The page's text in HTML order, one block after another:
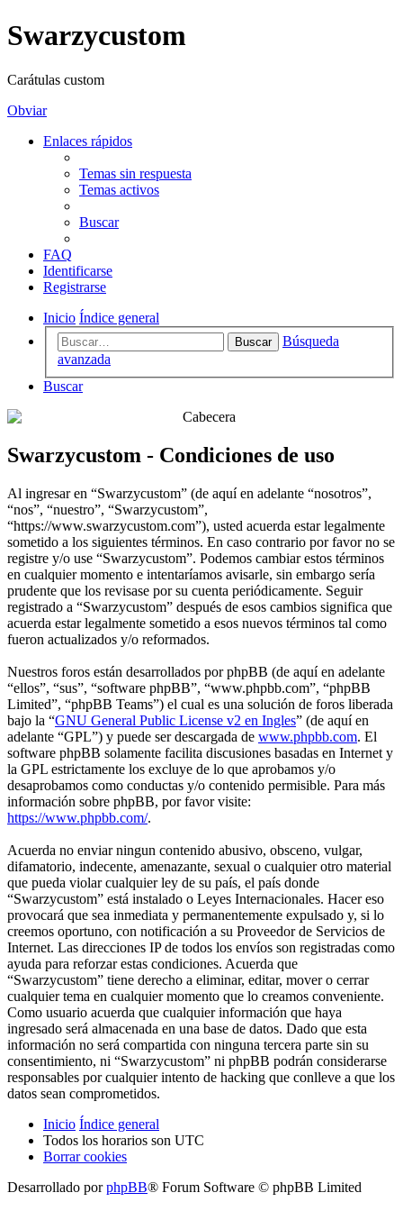
Swarzycustom
Carátulas custom
Obviar
Enlaces rápidos
Temas sin respuesta
Temas activos
Buscar
FAQ
Identificarse
Registrarse
Inicio Índice general
Buscar
Búsqueda
avanzada
Buscar
Swarzycustom - Condiciones de uso
Al ingresar en “Swarzycustom” (de aquí en adelante “nosotros”,
“nos”, “nuestro”, “Swarzycustom”,
“https://www.swarzycustom.com”), usted acuerda estar legalmente
sometido a los siguientes términos. En caso contrario por favor no se
registre y/o use “Swarzycustom”. Podemos cambiar estos términos
en cualquier momento e intentaríamos avisarle, sin embargo sería
prudente que los revisase por su cuenta periódicamente. Seguir
registrado a “Swarzycustom” después de esos cambios significa que
acuerda estar legalmente sometido a esos nuevos términos tal como
fueron actualizados y/o reformados.
Nuestros foros están desarrollados por phpBB (de aquí en adelante
“ellos”, “sus”, “software phpBB”, “www.phpbb.com”, “phpBB
Limited”, “phpBB Teams”) el cual es una solución de foros liberada
bajo la “GNU General Public License v2 en Ingles” (de aquí en
adelante “GPL”) y puede ser descargada de www.phpbb.com. El
software phpBB solamente facilita discusiones basadas en Internet y
la GPL estrictamente los excluye de lo que aprobamos y/o
desaprobamos como conductas y/o contenido permisible. Para más
información sobre phpBB, por favor visite:
https://www.phpbb.com/.
Acuerda no enviar ningun contenido abusivo, obsceno, vulgar,
difamatorio, indecente, amenazante, sexual o cualquier otro material
que pueda violar cualquier ley de su país, el país donde
“Swarzycustom” está instalado o Leyes Internacionales. Hacer eso
provocará que sea inmediata y permanentemente expulsado y, si lo
creemos oportuno, con notificación a su Proveedor de Servicios de
Internet. Las direcciones IP de todos los envíos son registradas como
ayuda para reforzar estas condiciones. Acuerda que
“Swarzycustom” tiene derecho a eliminar, editar, mover o cerrar
cualquier tema en cualquier momento que lo creamos conveniente.
Como usuario acuerda que cualquier información que haya
ingresado será almacenada en una base de datos. Dado que esta
información no será compartida con ninguna tercera parte sin su
consentimiento, ni “Swarzycustom” ni phpBB podrán considerarse
responsables por cualquier intento de hacking que conlleve a que los
datos sean comprometidos.
Inicio Índice general
Todos los horarios son UTC
Borrar cookies
Desarrollado porphpBB® Forum Software © phpBB Limited